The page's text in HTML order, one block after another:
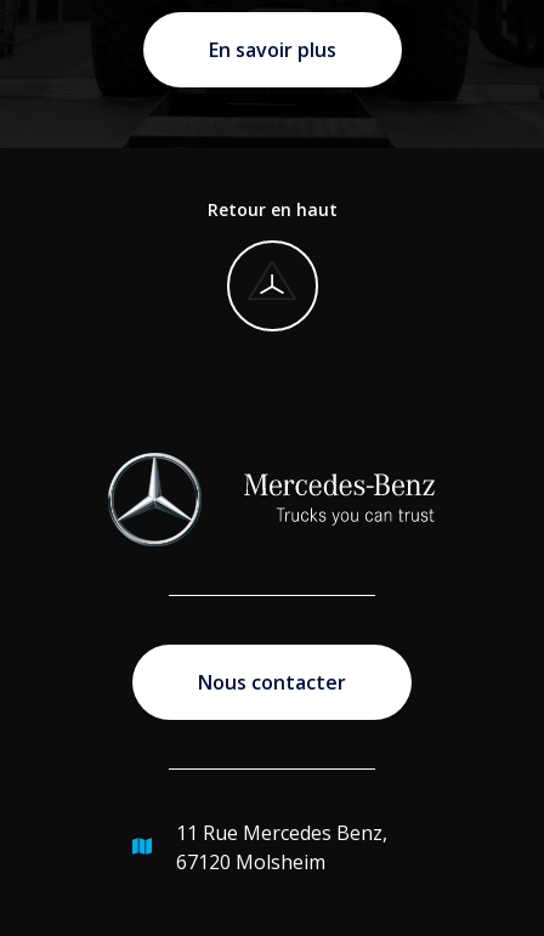
En savoir plus
Retour en haut
Nous contacter
11 Rue Mercedes Benz,
67120 Molsheim